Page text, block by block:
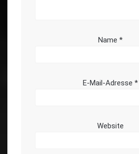
Name *
E-Mail-Adresse *
Website